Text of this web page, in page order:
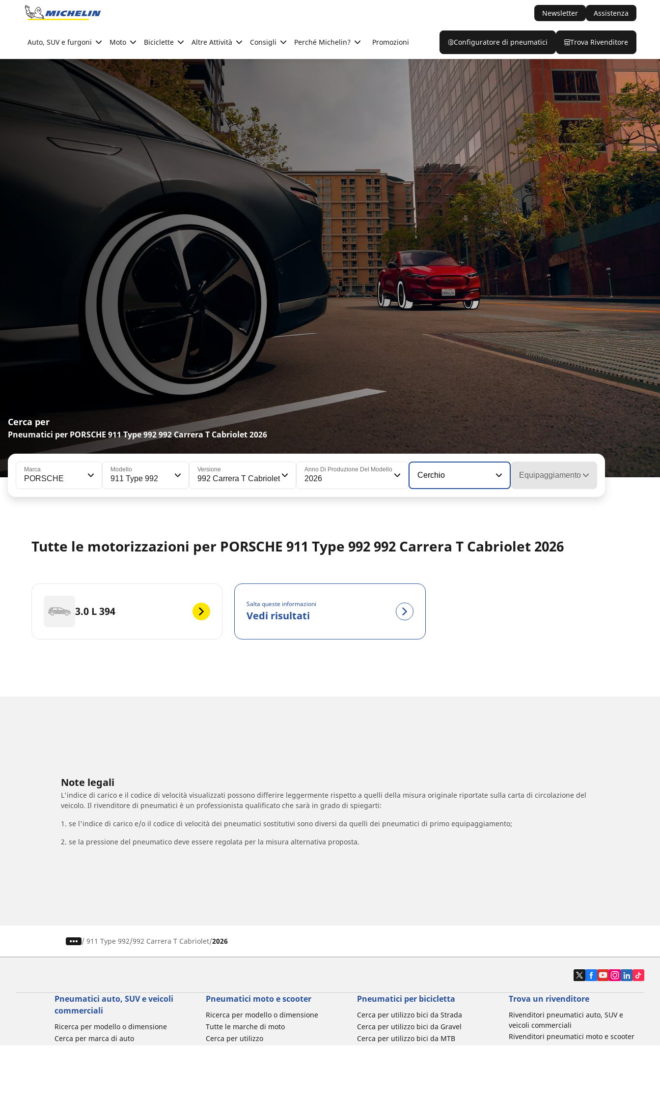
Go to page content
Newsletter Assistenza
Auto, SUV e furgoni Moto Biciclette Altre Attività Consigli Perché Michelin? Promozioni Configuratore di pneumatici Trova Rivenditore
Cerca per
Pneumatici per PORSCHE 911 Type 992 992 Carrera T Cabriolet 2026
Marca
PORSCHE
Modello
911 Type 992
Versione
992 Carrera T Cabriolet
Anno Di Produzione Del Modello
2026 Cerchio Equipaggiamento
Tutte le motorizzazioni per PORSCHE 911 Type 992 992 Carrera T Cabriolet 2026
3.0 L 394
Salta queste informazioni
Vedi risultati
Note legali
L'indice di carico e il codice di velocità visualizzati possono differire leggermente rispetto a quelli della misura originale riportate sulla carta di circolazione del
veicolo. Il rivenditore di pneumatici è un professionista qualificato che sarà in grado di spiegarti:
1. se l'indice di carico e/o il codice di velocità dei pneumatici sostitutivi sono diversi da quelli dei pneumatici di primo equipaggiamento;
2. se la pressione del pneumatico deve essere regolata per la misura alternativa proposta.
/ 911 Type 992 992 Carrera T Cabriolet 2026
Pneumatici auto, SUV e veicoli
commerciali
Ricerca per modello o dimensione
Cerca per marca di auto
Pneumatici moto e scooter
Ricerca per modello o dimensione
Tutte le marche di moto
Cerca per utilizzo
Pneumatici per bicicletta
Cerca per utilizzo bici da Strada
Cerca per utilizzo bici da Gravel
Cerca per utilizzo bici da MTB
Trova un rivenditore
Rivenditori pneumatici auto, SUV e
veicoli commerciali
Rivenditori pneumatici moto e scooter